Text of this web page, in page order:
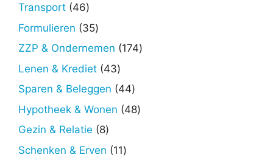
Transport 4646
producten
Formulieren 3535
producten
ZZP & Ondernemen 174174
Lenen & Krediet 4343
producten
Sparen & Beleggen 4444
producten
Hypotheek & Wonen 4848
Gezin & Relatie 88
producten
Schenken & Erven 1111